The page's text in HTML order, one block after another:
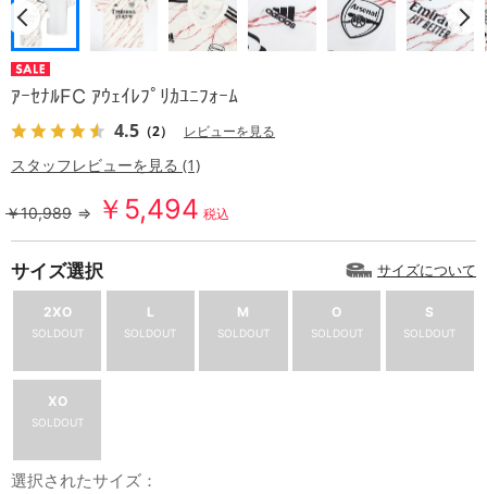
ｱｰｾﾅﾙFC ｱｳｪｲﾚﾌﾟﾘｶﾕﾆﾌｫｰﾑ
4.5 （2） レビューを見る
スタッフレビューを見る (1)
￥10,989 ⇒ ￥5,494 税込
サイズ選択 サイズについて
2XO
SOLDOUT
L
SOLDOUT
M
SOLDOUT
O
SOLDOUT
S
SOLDOUT
XO
SOLDOUT
選択されたサイズ：